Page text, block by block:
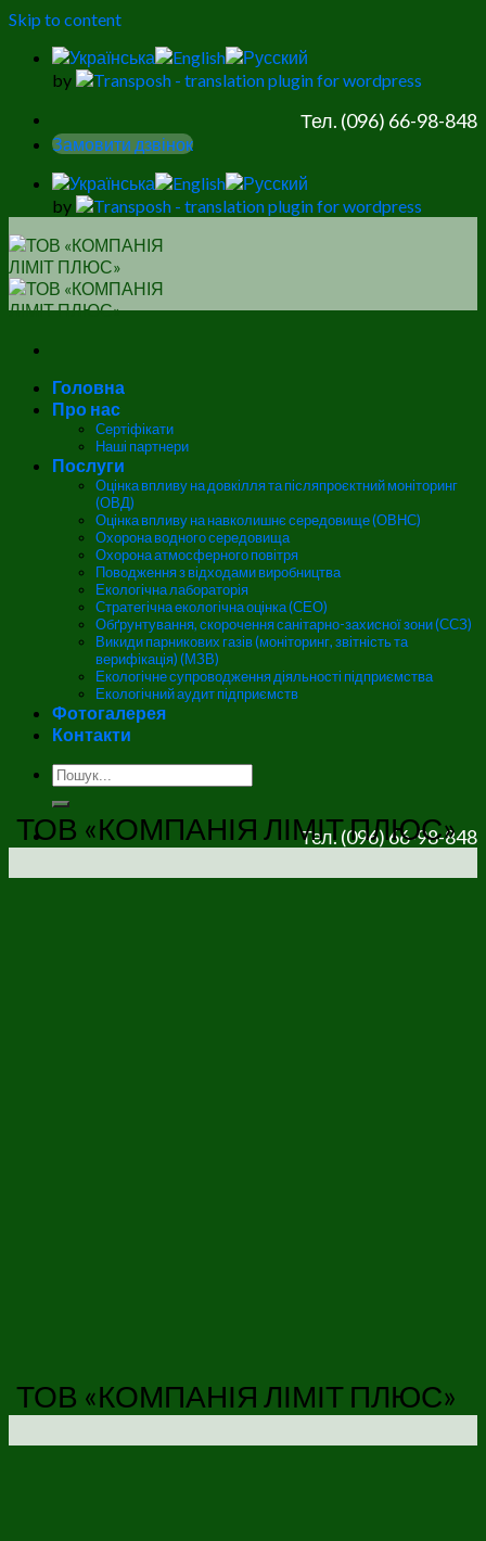
Skip to content
by
Тел. (096) 66-98-848
Замовити дзвінок
by
Головна
Про нас
Сертіфікати
Наші партнери
Послуги
Оцінка впливу на довкілля та післяпроєктний моніторинг
(ОВД)
Оцінка впливу на навколишнє середовище (ОВНС)
Охорона водного середовища
Охорона атмосферного повітря
Поводження з відходами виробництва
Екологічна лабораторія
Стратегічна екологічна оцінка (СЕО)
Обґрунтування, скорочення санітарно-захисної зони (ССЗ)
Викиди парникових газів (моніторинг, звітність та
верифікація) (МЗВ)
Екологічне супроводження діяльності підприємства
Екологічний аудит підприємств
Фотогалерея
Контакти
Тел. (096) 66-98-848
ТОВ «КОМПАНІЯ ЛІМІТ ПЛЮС»
ТОВ «КОМПАНІЯ ЛІМІТ ПЛЮС»